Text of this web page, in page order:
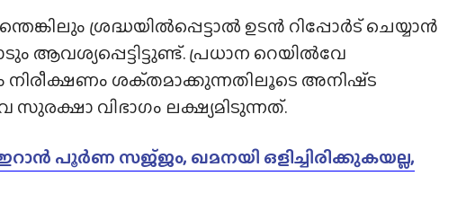
ശ്രദ്ധയിൽപ്പെട്ടാൽ ഉടൻ റിപ്പോർട് ചെയ്യാൻ
പ്രധാന റെയിൽവേ
നിരീക്ഷണം ശക്‌തമാക്കുന്നതിലൂടെ അനിഷ്‌ട
വിഭാഗം ലക്ഷ്യമിടുന്നത്.
പൂർണ സജ്‌ജം, ഖമനയി ഒളിച്ചിരിക്കുകയല്ല,